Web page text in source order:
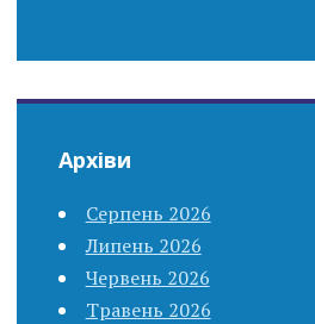
Архіви
Серпень 2026
Липень 2026
Червень 2026
Травень 2026